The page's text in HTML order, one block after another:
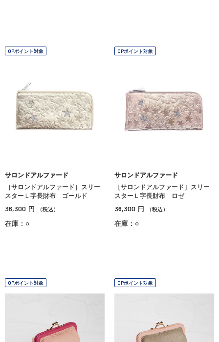
OPポイント対象
サロンドアルファード
［サロンドアルファード］スリー
スターＬ字長財布 ゴールド
36,300 円 （税込）
在庫：○
OPポイント対象
サロンドアルファード
［サロンドアルファード］スリー
スターＬ字長財布 ロゼ
36,300 円 （税込）
在庫：○
OPポイント対象 OPポイント対象